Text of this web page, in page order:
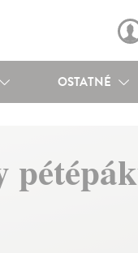
OSTATNÉ